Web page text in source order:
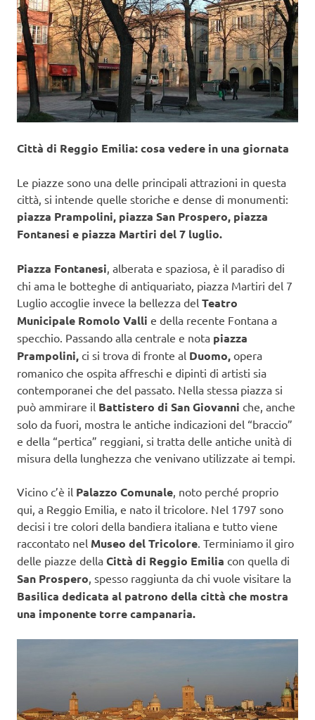
Città di Reggio Emilia: cosa vedere in una giornata
Le piazze sono una delle principali attrazioni in questa
città, si intende quelle storiche e dense di monumenti:
piazza Prampolini, piazza San Prospero, piazza
Fontanesi e piazza Martiri del 7 luglio.
Piazza Fontanesi, alberata e spaziosa, è il paradiso di
chi ama le botteghe di antiquariato, piazza Martiri del 7
Luglio accoglie invece la bellezza del Teatro
Municipale Romolo Valli e della recente Fontana a
specchio. Passando alla centrale e nota piazza
Prampolini, ci si trova di fronte al Duomo, opera
romanico che ospita affreschi e dipinti di artisti sia
contemporanei che del passato. Nella stessa piazza si
può ammirare il Battistero di San Giovanni che, anche
solo da fuori, mostra le antiche indicazioni del “braccio”
e della “pertica” reggiani, si tratta delle antiche unità di
misura della lunghezza che venivano utilizzate ai tempi.
Vicino c’è il Palazzo Comunale, noto perché proprio
qui, a Reggio Emilia, e nato il tricolore. Nel 1797 sono
decisi i tre colori della bandiera italiana e tutto viene
raccontato nel Museo del Tricolore. Terminiamo il giro
delle piazze della Città di Reggio Emilia con quella di
San Prospero, spesso raggiunta da chi vuole visitare la
Basilica dedicata al patrono della città che mostra
una imponente torre campanaria.